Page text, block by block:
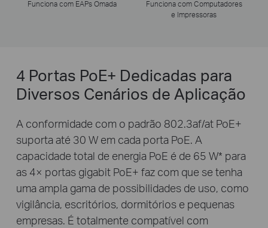
Funciona com EAPs Omada
Funciona com Computadores
e Impressoras
4 Portas PoE+ Dedicadas para
Diversos Cenários de Aplicação
A conformidade com o padrão 802.3af/at PoE+
suporta até 30 W em cada porta PoE. A
capacidade total de energia PoE é de 65 W* para
as 4× portas gigabit PoE+ faz com que se tenha
uma ampla gama de possibilidades de uso, como
vigilância, escritórios, dormitórios e pequenas
empresas. É totalmente compatível com